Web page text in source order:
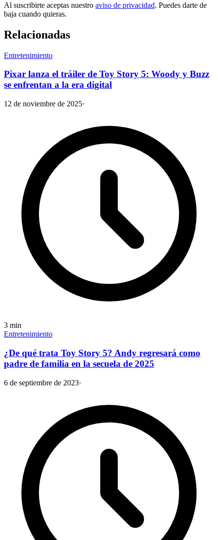
Al suscribirte aceptas nuestro aviso de privacidad. Puedes darte de
baja cuando quieras.
Relacionadas
Entretenimiento
Pixar lanza el tráiler de Toy Story 5: Woody y Buzz
se enfrentan a la era digital
12 de noviembre de 2025·
3 min
Entretenimiento
¿De qué trata Toy Story 5? Andy regresará como
padre de familia en la secuela de 2025
6 de septiembre de 2023·